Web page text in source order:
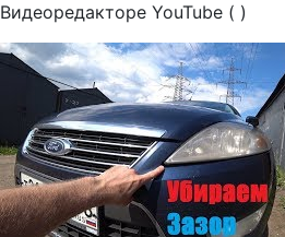
Видеоредакторе YouTube ( )